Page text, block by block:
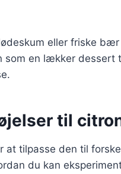
eller friske
som en lækker dessert
til
at tilpasse den til
du kan